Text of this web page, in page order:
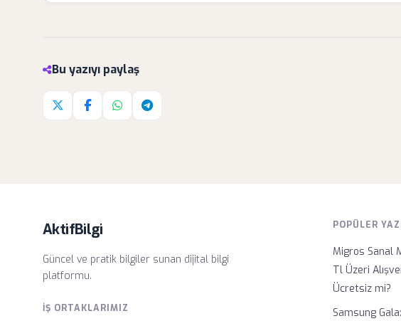
Bu yazıyı paylaş
Twitter'da paylaş
Facebook'da paylaş
Whatsapp'da paylaş
Telegram'da paylaş
AktifBilgi
Güncel ve pratik bilgiler sunan dijital bilgi
platformu.
İŞ ORTAKLARIMIZ
POPÜLER
Migros Sanal
Tl Üzeri
Ücretsiz mi?
Samsung